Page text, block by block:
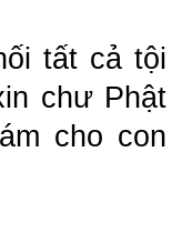
tất cả tội
chư Phật
cho con